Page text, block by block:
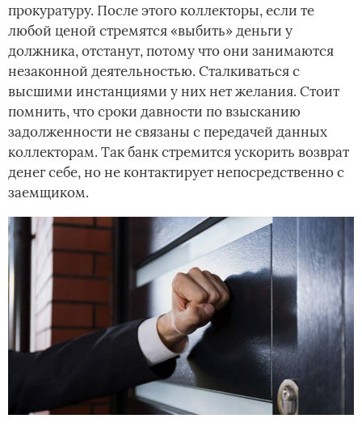
прокуратуру. После этого коллекторы, если те
любой ценой стремятся «выбить» деньги у
должника, отстанут, потому что они занимаются
незаконной деятельностью. Сталкиваться с
высшими инстанциями у них нет желания. Стоит
помнить, что сроки давности по взысканию
задолженности не связаны с передачей данных
коллекторам. Так банк стремится ускорить возврат
денег себе, но не контактирует непосредственно с
заемщиком.